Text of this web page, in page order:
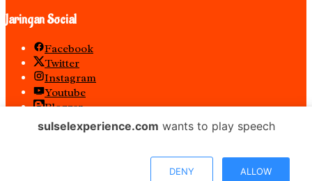
Jaringan Social
Facebook
Twitter
Instagram
Youtube
Blogger
Spotify
𝐏𝐓 𝕰𝖝𝖕𝖊𝖗𝖎𝖊𝖓𝖈𝖊 𝕸𝖊𝖉𝖎𝖆 𝖀𝖙𝖆𝖒𝖆 𝕋𝕖𝕣𝕕𝕒𝕗𝕥𝕒𝕣 𝖊-𝕮𝖆𝖙𝖆𝖑𝖔𝖌 𝐁𝐞𝐥𝐚𝐧𝐣𝐚
sulselexperience.com wants to play speech
DENY ALLOW